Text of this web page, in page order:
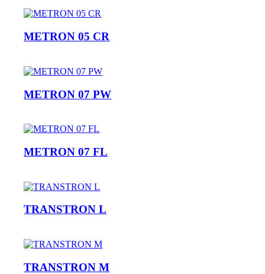
METRON 05 CR
METRON 07 PW
METRON 07 FL
TRANSTRON L
TRANSTRON M